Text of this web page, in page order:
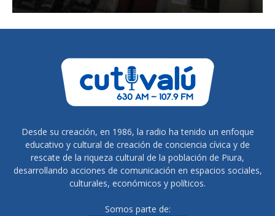
Desde su creación, en 1986, la radio ha tenido un enfoque
educativo y cultural de creación de conciencia cívica y de
rescate de la riqueza cultural de la población de Piura,
desarrollando acciones de comunicación en espacios sociales,
culturales, económicos y políticos.
Somos parte de: